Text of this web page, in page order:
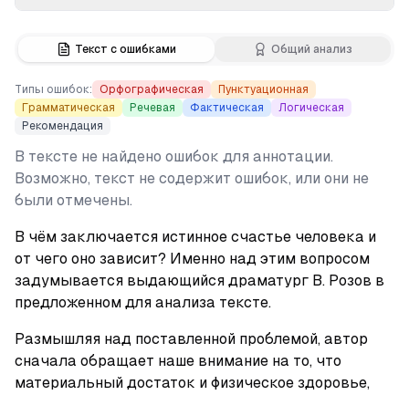
Текст с ошибками Общий анализ
Типы ошибок: Орфографическая
Пунктуационная
Грамматическая
Речевая Фактическая
Логическая
Рекомендация
В тексте не найдено ошибок для аннотации.
Возможно, текст не содержит ошибок, или они не
были отмечены.
В чём заключается истинное счастье человека и
от чего оно зависит? Именно над этим вопросом
задумывается выдающийся драматург В. Розов в
предложенном для анализа тексте.
Размышляя над поставленной проблемой, автор
сначала обращает наше внимание на то, что
материальный достаток и физическое здоровье,